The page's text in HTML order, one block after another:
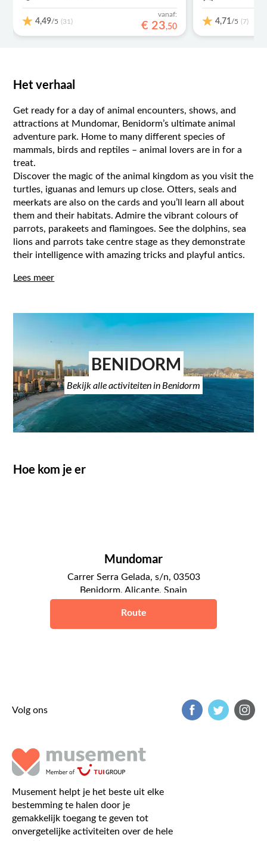
4,49/5 (31)
vanaf:
€ 23,50
4,71/5 (7)
Het verhaal
Get ready for a day of animal encounters, shows, and
attractions at Mundomar, Benidorm’s ultimate animal
adventure park. Home to many different species of
mammals, birds and reptiles – animal lovers are in for a
treat.
Discover the magic of the animal kingdom as you visit the
turtles, iguanas and lemurs up close. Otters, seals and
meerkats are also on the cards and you’ll learn all about
them and their habitats. Admire the vibrant colours of
parrots, parakeets and flamingoes. See the dolphins, sea
lions and parrots take centre stage as they demonstrate
their intelligence with amazing tricks and playful antics.
Lees meer
BENIDORM
Bekijk alle activiteiten in Benidorm
Hoe kom je er
Mundomar
Carrer Serra Gelada, s/n, 03503
Benidorm, Alicante, Spain
Route
Volg ons
Musement helpt je het beste uit elke
bestemming te halen door je
gemakkelijk toegang te geven tot
onvergetelijke activiteiten over de hele